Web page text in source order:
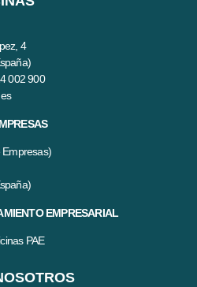
4
002 900
Empresas)
EMPRESARIAL
PAE